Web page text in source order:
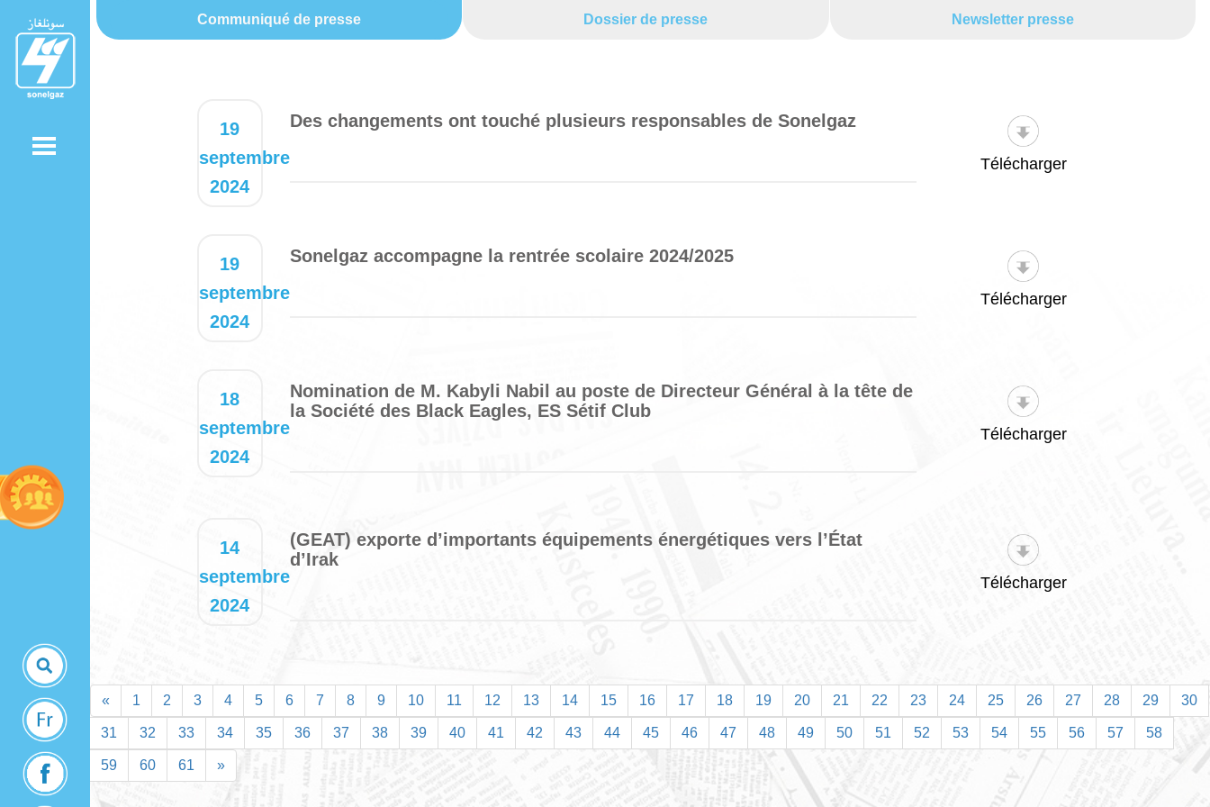
Communiqué de presse Dossier de presse Newsletter presse
19
septembre
2024
Des changements ont touché plusieurs responsables de Sonelgaz
Télécharger
19
septembre
2024
Sonelgaz accompagne la rentrée scolaire 2024/2025
Télécharger
18
septembre
2024
Nomination de M. Kabyli Nabil au poste de Directeur Général à la tête de
la Société des Black Eagles, ES Sétif Club
Télécharger
14
septembre
2024
(GEAT) exporte d’importants équipements énergétiques vers l’État
d’Irak
Télécharger
« 1 2 3 4 5 6 7 8 9 10 11 12 13 14 15 16 17 18 19 20 21 22 23 24 25 26 27 28 29 30
31 32 33 34 35 36 37 38 39 40 41 42 43 44 45 46 47 48 49 50 51 52 53 54 55 56 57 58
59 60 61 »